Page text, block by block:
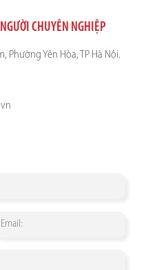
CHUYÊN NGHIỆP
Phường Yên Hòa, TP Hà Nội.